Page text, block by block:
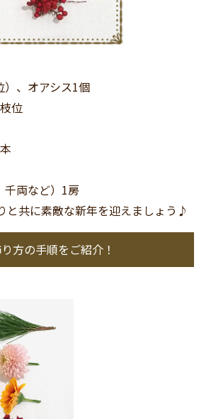
、オアシス1個
位
両など） 1房
と共に素敵な新年を迎えましょう♪
方の手順をご紹介！